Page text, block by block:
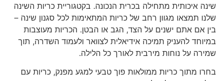
שינה איכותית מתחילה בכרית הנכונה. בקטגוריית כריות השינה
שלנו תמצאו מגוון רחב של כריות המתאימות לכל סגנון שינה –
בין אם אתם ישנים על הצד, הגב או הבטן. הכריות מעוצבות
במיוחד להעניק תמיכה אידיאלית לצוואר ולעמוד השדרה, תוך
שמירה על נוחות מירבית לאורך כל הלילה.
בחרו מתוך כריות ממולאות פוך טבעי למגע מפנק, כריות עם